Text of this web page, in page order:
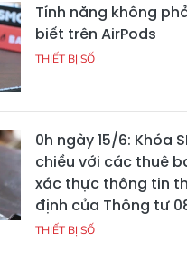
Tính năng không
biết trên AirPods
THIẾT BỊ SỐ
0h ngày 15/6: Khóa
chiều với các thuê
xác thực thông tin
định của Thông tư
THIẾT BỊ SỐ